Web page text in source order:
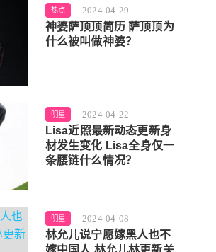
热点 2024-04-29
神婆萨顶顶简历 萨顶顶为
什么被叫做神婆？
明星 2024-04-22
Lisa近照最新动态更新身
材发生变化 Lisa全身仅一
条腰链什么情况？
明星 2024-04-08
林允儿说宁愿嫁黑人也不